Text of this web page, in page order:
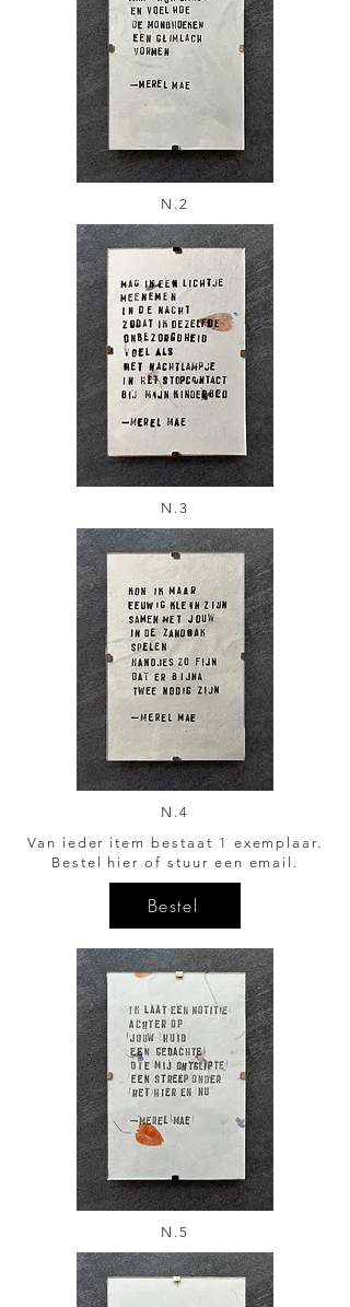
N.2
N.3
N.4
Van ieder item bestaat 1 exemplaar.
Bestel hier of stuur een email.
Bestel
N.5